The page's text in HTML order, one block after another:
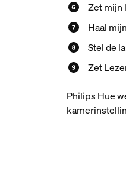
Zet mijn
Haal
Stel de
Zet
Philips Hue